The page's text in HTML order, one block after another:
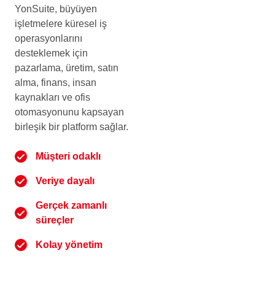
YonSuite, büyüyen
işletmelere küresel iş
operasyonlarını
desteklemek için
pazarlama, üretim, satın
alma, finans, insan
kaynakları ve ofis
otomasyonunu kapsayan
birleşik bir platform sağlar.
Müşteri odaklı
Veriye dayalı
Gerçek zamanlı
süreçler
Kolay yönetim